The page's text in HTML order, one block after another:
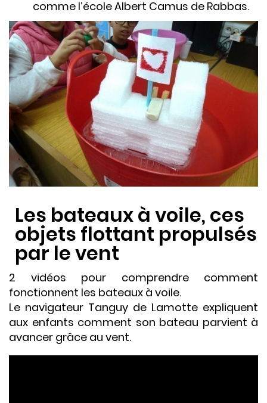
comme l’école Albert Camus de Rabbas.
Les bateaux à voile, ces
objets flottant propulsés
par le vent
2 vidéos pour comprendre comment
fonctionnent les bateaux à voile.
Le navigateur Tanguy de Lamotte expliquent
aux enfants comment son bateau parvient à
avancer grâce au vent.